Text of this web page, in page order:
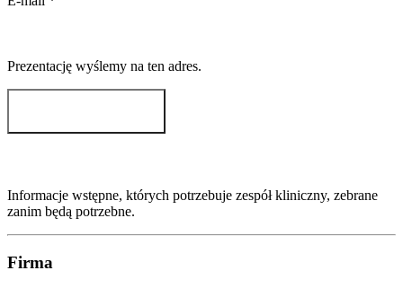
Prezentację wyślemy na ten adres.
Informacje wstępne, których potrzebuje zespół kliniczny, zebrane
zanim będą potrzebne.
Firma